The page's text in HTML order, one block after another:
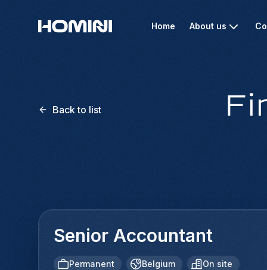
Home About us
Back to list
Senior Accountant
Permanent Belgium On site